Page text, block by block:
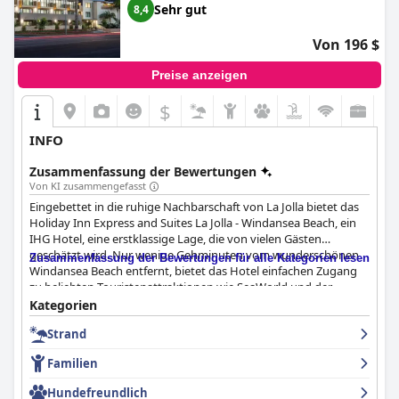
8,4 Sehr gut
Von 196 $
Preise anzeigen
$
INFO
Zusammenfassung der Bewertungen
Von KI zusammengefasst
Eingebettet in die ruhige Nachbarschaft von La Jolla bietet das
Holiday Inn Express and Suites La Jolla - Windansea Beach, ein
IHG Hotel, eine erstklassige Lage, die von vielen Gästen
geschätzt wird. Nur wenige Gehminuten vom wunderschönen
Windansea Beach entfernt, bietet das Hotel einfachen Zugang
zu beliebten Touristenattraktionen wie SeaWorld und der
Innenstadt von La Jolla. Diese zentrale, aber ruhige Lage ist ideal
für Entspannung und Erkundung mit vielen Geschäften, Bars
und kulturellen Attraktionen in der Nähe.
Die Hotelzimmer werden für ihre Geräumigkeit und Sauberkeit
geschätzt und sind mit modernen Annehmlichkeiten wie
Zusammenfassung der Bewertungen für alle Kategorien lesen
Kategorien
Strand
Familien
Hundefreundlich